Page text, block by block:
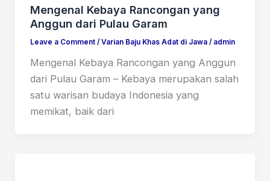
Mengenal Kebaya Rancongan yang
Anggun dari Pulau Garam
Leave a Comment /Varian Baju Khas Adat di Jawa/ admin
Mengenal Kebaya Rancongan yang Anggun
dari Pulau Garam – Kebaya merupakan salah
satu warisan budaya Indonesia yang
memikat, baik dari